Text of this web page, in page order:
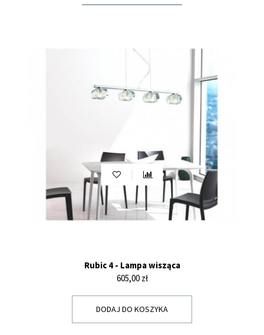
Rubic 4 - Lampa wisząca
Cena
605,00 zł
DODAJ DO KOSZYKA